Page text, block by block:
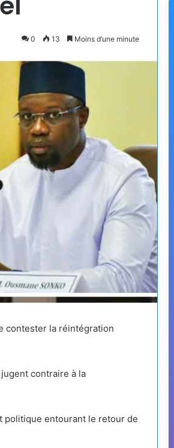
0 13 Moins d’une minute
contester la réintégration
contraire à la
politique entourant le retour de